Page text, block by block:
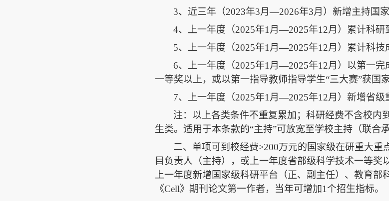
3、近三年（2023年3月—2026年3月）新增主持国
4、上一年度（2025年1月—2025年12月）累计科研
5、上一年度（2025年1月—2025年12月）累计科技
6、上一年度（2025年1月—2025年12月）以第一完
一等奖以上，或以第一指导教师指导学生“三大赛”获国家
7、上一年度（2025年1月—2025年12月）新增省级
注：以上各类条件不重复累加；科研经费不含校
生类。适用于本条款的“主持”可放宽至学校主持（联合
二、单项可到校经费≥200万元的国家级在研重大重
目负责人（主持），或上一年度省部级科学技术一等
上一年度新增国家级科研平台（正、副主任）、教育部
《Cell》期刊论文第一作者，当年可增加1个招生指标。